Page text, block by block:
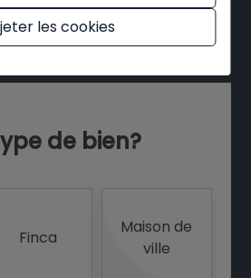
de bien?
Finca
Maison de
ville
les cookies